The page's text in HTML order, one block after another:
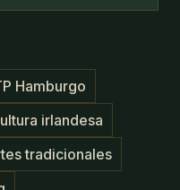
Hamburgo
irlandesa
tradicionales